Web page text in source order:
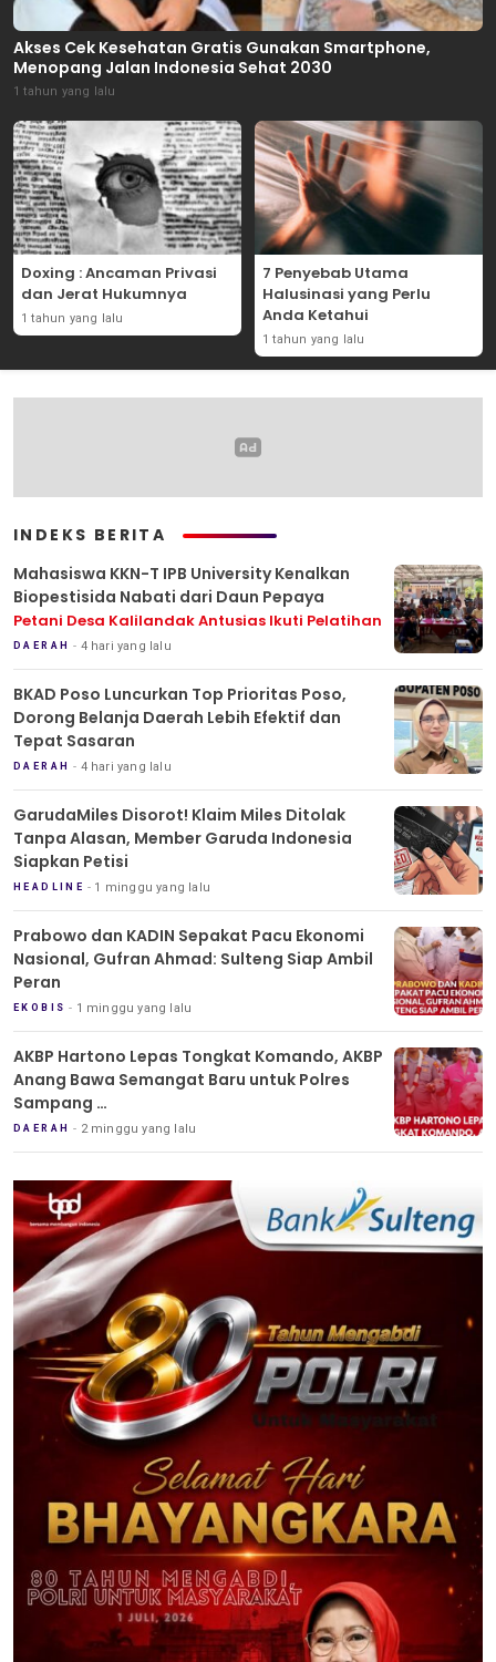
Akses Cek Kesehatan Gratis Gunakan Smartphone,
Menopang Jalan Indonesia Sehat 2030
1 tahun yang lalu
Doxing : Ancaman Privasi
dan Jerat Hukumnya
1 tahun yang lalu
7 Penyebab Utama
Halusinasi yang Perlu
Anda Ketahui
1 tahun yang lalu
INDEKS BERITA
Mahasiswa KKN-T IPB University Kenalkan
Biopestisida Nabati dari Daun Pepaya
Petani Desa Kalilandak Antusias Ikuti Pelatihan
DAERAH 4 hari yang lalu
BKAD Poso Luncurkan Top Prioritas Poso,
Dorong Belanja Daerah Lebih Efektif dan
Tepat Sasaran
DAERAH 4 hari yang lalu
GarudaMiles Disorot! Klaim Miles Ditolak
Tanpa Alasan, Member Garuda Indonesia
Siapkan Petisi
HEADLINE 1 minggu yang lalu
Prabowo dan KADIN Sepakat Pacu Ekonomi
Nasional, Gufran Ahmad: Sulteng Siap Ambil
Peran
EKOBIS 1 minggu yang lalu
AKBP Hartono Lepas Tongkat Komando, AKBP
Anang Bawa Semangat Baru untuk Polres
Sampang
Tradisi Pedang Pora Iringi Sertijab Kapolres
Sampang
DAERAH 2 minggu yang lalu